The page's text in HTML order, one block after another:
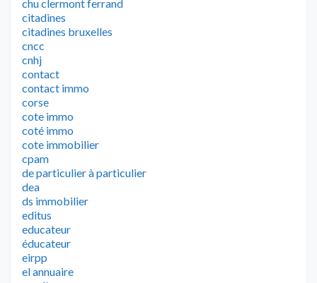
chu clermont ferrand
citadines
citadines bruxelles
cncc
cnhj
contact
contact immo
corse
cote immo
coté immo
cote immobilier
cpam
de particulier à particulier
dea
ds immobilier
editus
educateur
éducateur
eirpp
el annuaire